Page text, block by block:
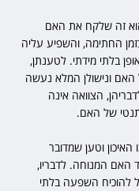
זה שלקח את האם
החתימה, והשפיע עליה
בלתי מידתי. לטענתן,
האם ונישולן המלא נעשה
הצוואה אינה
של האם.
וטען שמדובר
האם המנוחה. לדבריו,
להוכיח השפעה בלתי